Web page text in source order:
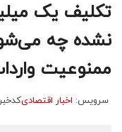
تکلیف یک
نشده چه
ممنوعیت
سرویس: اخبار اقتصادیکدخبر: